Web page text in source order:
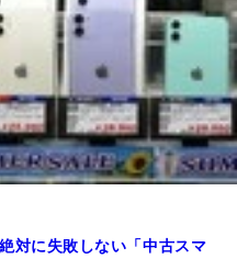
対に失敗しない「中古スマ